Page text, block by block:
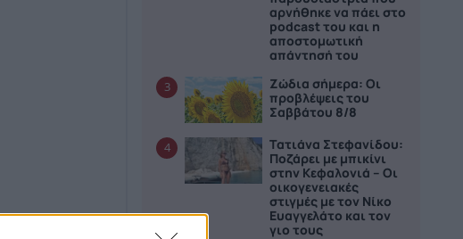
αρνήθηκε να πάει στο
podcast του και η
αποστομωτική
απάντησή του
3
Ζώδια σήμερα: Οι
προβλέψεις του
Σαββάτου 8/8
4
Τατιάνα Στεφανίδου:
Ποζάρει με μπικίνι
στην Κεφαλονιά – Οι
οικογενειακές
στιγμές με τον Νίκο
Ευαγγελάτο και τον
γιο τους